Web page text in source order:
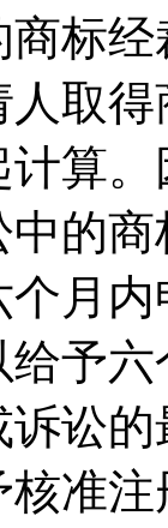
标
取
算
的
月
予
讼
准